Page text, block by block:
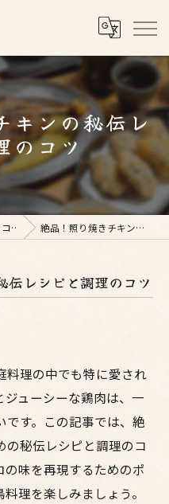
キンの秘伝レ
のコツ
コラム 絶品！照り焼きチキンの秘伝レシピと調理のコツ
伝レシピと調理のコツ
料理の中でも特に愛され
ューシーな鶏肉は、一
です。この記事では、絶
の秘伝レシピと調理のコ
味を再現するためのポ
理を楽しみましょう。